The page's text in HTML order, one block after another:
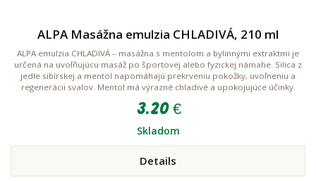
ALPA Masážna emulzia CHLADIVÁ, 210 ml
ALPA emulzia CHLADIVÁ – masážna s mentolom a bylinnými extraktmi je
určená na uvoľňujúcu masáž po športovej alebo fyzickej námahe. Silica z
jedle sibírskej a mentol napomáhajú prekrveniu pokožky, uvoľneniu a
regenerácii svalov. Mentol má výrazné chladivé a upokojujúce účinky.
3.20 €
Skladom
Details